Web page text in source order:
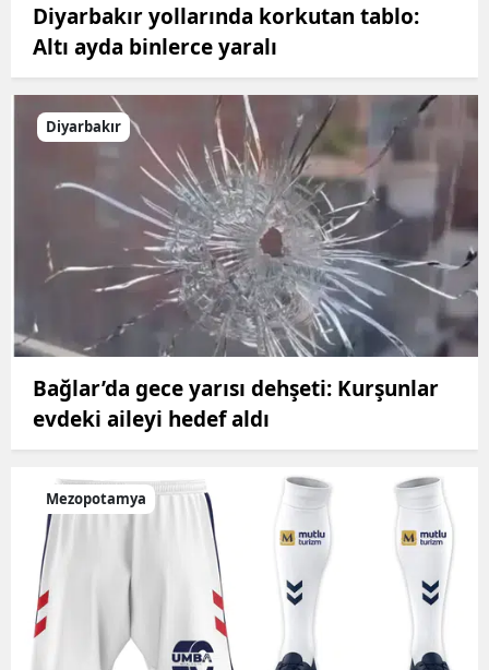
Diyarbakır yollarında korkutan tablo:
Altı ayda binlerce yaralı
Diyarbakır
Bağlar’da gece yarısı dehşeti: Kurşunlar
evdeki aileyi hedef aldı
Mezopotamya